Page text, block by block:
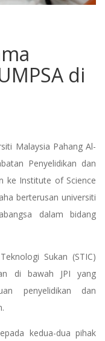
di
Malaysia Pahang Al-
Penyelidikan dan
ke Institute of Science
berterusan universiti
dalam bidang
Sukan (STIC)
di bawah JPI yang
penyelidikan dan
kedua-dua pihak